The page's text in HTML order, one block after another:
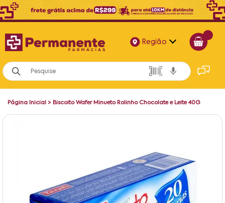
Região
Alagoas
Bahia
Página Inicial > Biscoito Wafer Minueto Rolinho Chocolate e Leite 40G